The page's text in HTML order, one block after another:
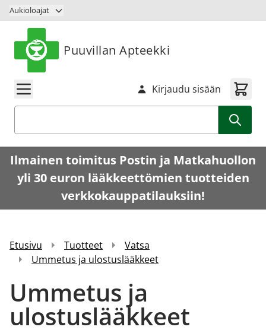
Siirry sisältöön
Aukioloajat
Puuvillan Apteekki
Kirjaudu sisään
Ilmainen toimitus Postin ja Matkahuollon
yli 30 euron lääkkeettömien tuotteiden
verkkokauppatilauksiin!
Etusivu Tuotteet
Vatsa
Ummetus ja ulostuslääkkeet
Ummetus ja
ulostuslääkkeet